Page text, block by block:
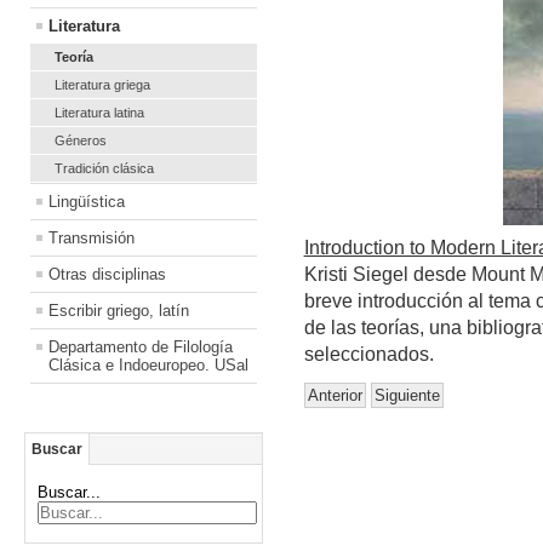
Literatura
Teoría
Literatura griega
Literatura latina
Géneros
Tradición clásica
Lingüística
Transmisión
Otras disciplinas
Escribir griego, latín
Departamento de Filología
Clásica e Indoeuropeo. USal
Buscar
Buscar...
Introduction to Modern
Kristi Siegel desde Mount
breve introducción al tema
de las teorías, una
seleccionados.
Anterior Siguiente